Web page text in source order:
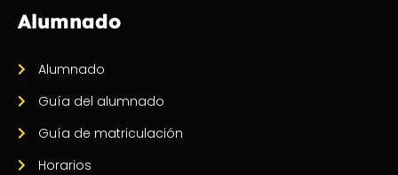
Alumnado
Alumnado
Guía del alumnado
Guía de matriculación
Horarios